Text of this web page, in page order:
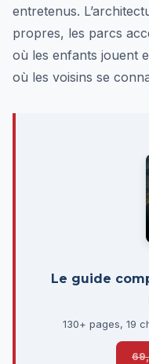
entretenus.
propres, les parcs
où les enfants jouent
où les voisins se
Le guide
130+ pages, 19